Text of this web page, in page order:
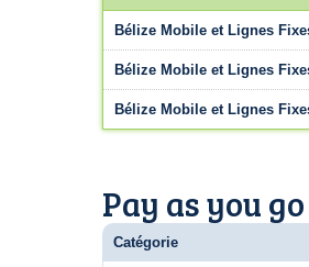
Bélize Mobile et Lignes
Bélize Mobile et Lignes
Bélize Mobile et Lignes
Pay as you
Catégorie